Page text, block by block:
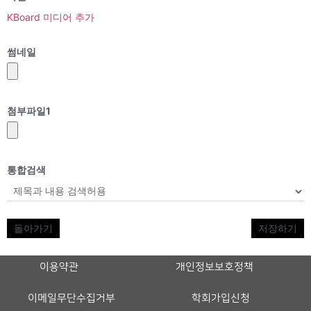
KBoard 미디어 추가
썸네일
첨부파일1
통합검색
돌아가기 저장하기
이용약관 개인정보보호정책
이메일무단수집거부 학회가입신청